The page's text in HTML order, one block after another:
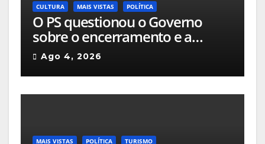
CULTURA MAIS VISTAS POLÍTICA
O PS questionou o Governo
sobre o encerramento e a
alteração de uso das salas de
cinema da Guarda
Ago 4, 2026
MAIS VISTAS POLÍTICA TURISMO